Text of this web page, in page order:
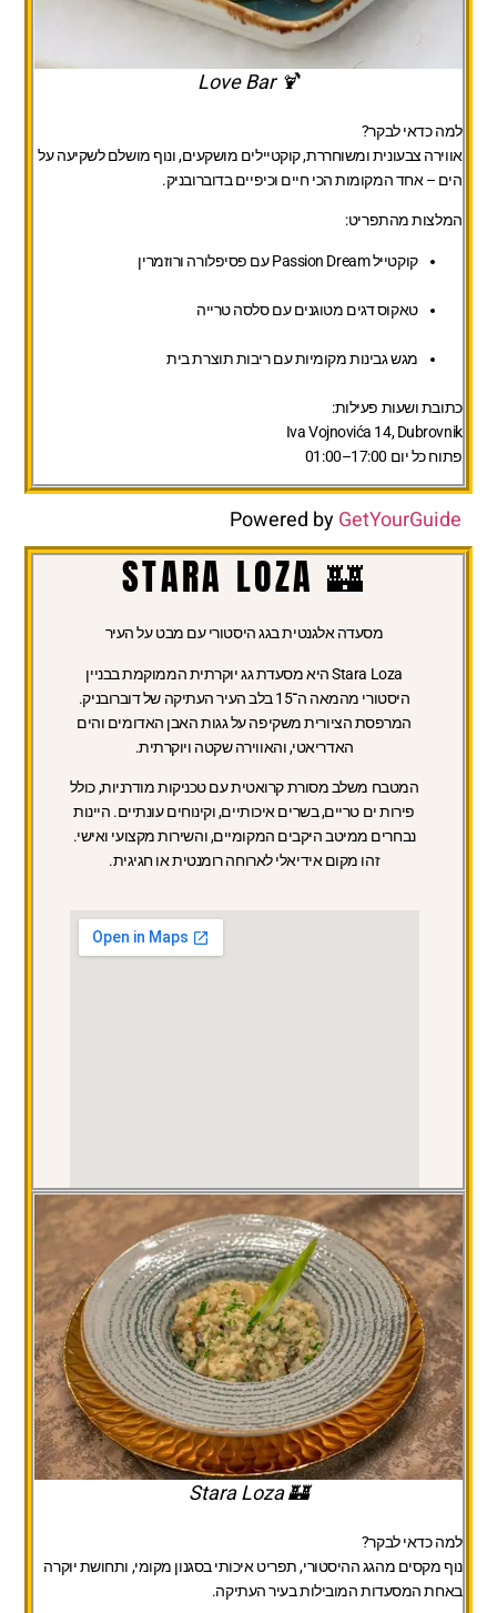
🍹 Love Bar
למה כדאי לבקר?
אווירה צבעונית ומשוחררת, קוקטיילים מושקעים, ונוף מושלם לשקיעה על
הים – אחד המקומות הכי חיים וכיפיים בדוברובניק.
המלצות מהתפריט:
קוקטייל Passion Dream עם פסיפלורה ורוזמרין
טאקוס דגים מטוגנים עם סלסה טרייה
מגש גבינות מקומיות עם ריבות תוצרת בית
כתובת ושעות פעילות:
Iva Vojnovića 14, Dubrovnik
פתוח כל יום 17:00–01:00
Powered byGetYourGuide
🏰 STARA LOZA
מסעדה אלגנטית בגג היסטורי עם מבט על העיר
Stara Loza היא מסעדת גג יוקרתית הממוקמת בבניין
היסטורי מהמאה ה־15 בלב העיר העתיקה של דוברובניק.
המרפסת הציורית משקיפה על גגות האבן האדומים והים
האדריאטי, והאווירה שקטה ויוקרתית.
המטבח משלב מסורת קרואטית עם טכניקות מודרניות, כולל
פירות ים טריים, בשרים איכותיים, וקינוחים עונתיים. היינות
נבחרים ממיטב היקבים המקומיים, והשירות מקצועי ואישי.
זהו מקום אידיאלי לארוחה רומנטית או חגיגית.
🏰 Stara Loza
למה כדאי לבקר?
נוף מקסים מהגג ההיסטורי, תפריט איכותי בסגנון מקומי, ותחושת יוקרה
באחת המסעדות המובילות בעיר העתיקה.